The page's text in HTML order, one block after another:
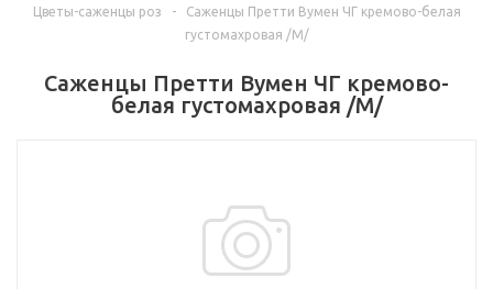
Цветы-саженцы роз
-
Саженцы Претти Вумен ЧГ кремово-белая
густомахровая /М/
Саженцы Претти Вумен ЧГ кремово-
белая густомахровая /М/